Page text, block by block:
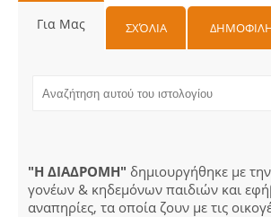
Για Μας ΣΧΌΛΙΑ
"Η ΔΙΑΔΡΟΜΗ" δημιουργήθηκε με
γονέων & κηδεμόνων παιδιών και
αναπηρίες, τα οποία ζουν με τις